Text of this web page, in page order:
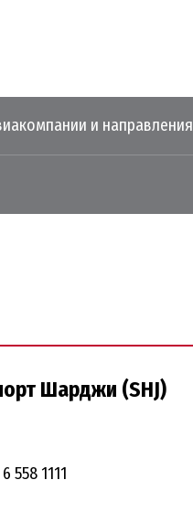
и направления
Шарджи (SHJ)
558 1111